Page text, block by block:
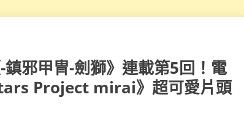
邪甲冑-劍獅》連載第5回！電
Project mirai》超可愛片頭